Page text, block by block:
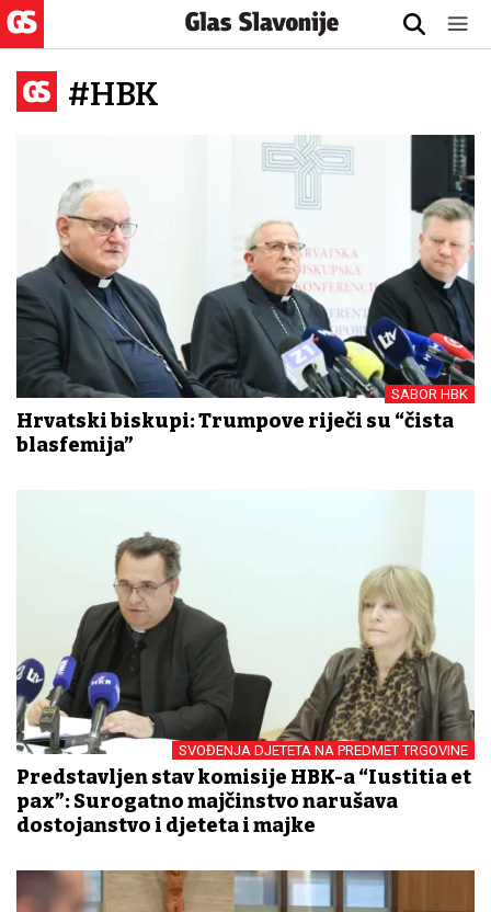
#HBK
SABOR HBK
Hrvatski biskupi: Trumpove riječi su “čista
blasfemija”
SVOĐENJA DJETETA NA PREDMET TRGOVINE
Predstavljen stav komisije HBK-a “Iustitia et
pax”: Surogatno majčinstvo narušava
dostojanstvo i djeteta i majke